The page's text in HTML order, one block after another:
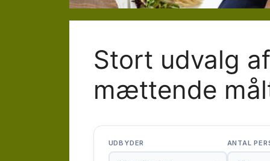
Stort udvalg
mættende
UDBYDER ANTAL